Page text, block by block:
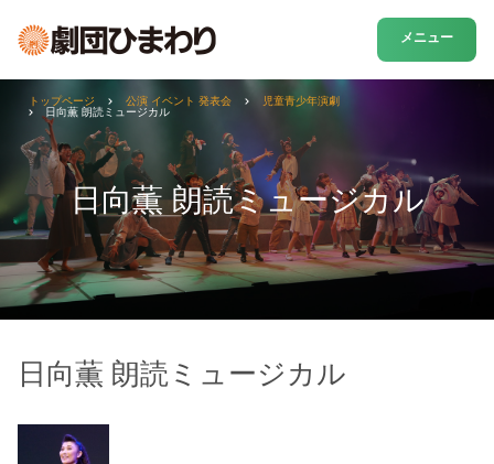
メニュー
日向薫 朗読ミュージカル
トップページ 公演 イベント 発表会
児童青少年演劇
日向薫 朗読ミュージカル
日向薫 朗読ミュージカル